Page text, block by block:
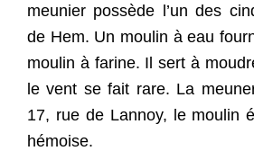
meunier possède l’un des
de Hem. Un moulin à eau
moulin à farine. Il sert à
le vent se fait rare. La
17, rue de Lannoy, le moulin
hémoise.